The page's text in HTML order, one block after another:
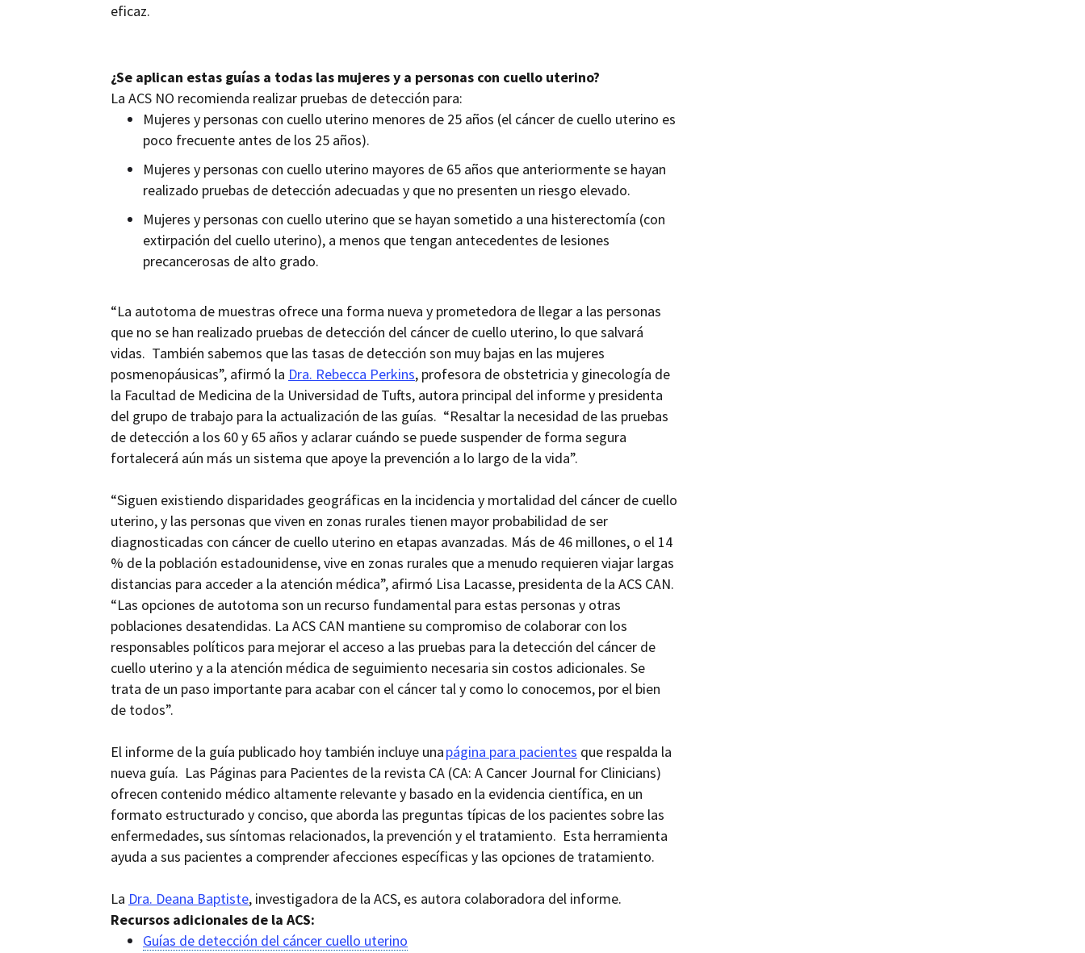
eficaz.
¿Se aplican estas guías a todas las mujeres y a personas con cuello uterino?
La ACS NO recomienda realizar pruebas de detección para:
Mujeres y personas con cuello uterino menores de 25 años (el cáncer de cuello uterino es
poco frecuente antes de los 25 años).
Mujeres y personas con cuello uterino mayores de 65 años que anteriormente se hayan
realizado pruebas de detección adecuadas y que no presenten un riesgo elevado.
Mujeres y personas con cuello uterino que se hayan sometido a una histerectomía (con
extirpación del cuello uterino), a menos que tengan antecedentes de lesiones
precancerosas de alto grado.
“La autotoma de muestras ofrece una forma nueva y prometedora de llegar a las personas
que no se han realizado pruebas de detección del cáncer de cuello uterino, lo que salvará
vidas. También sabemos que las tasas de detección son muy bajas en las mujeres
posmenopáusicas”, afirmó la Dra. Rebecca Perkins, profesora de obstetricia y ginecología de
la Facultad de Medicina de la Universidad de Tufts, autora principal del informe y presidenta
del grupo de trabajo para la actualización de las guías. “Resaltar la necesidad de las pruebas
de detección a los 60 y 65 años y aclarar cuándo se puede suspender de forma segura
fortalecerá aún más un sistema que apoye la prevención a lo largo de la vida”.
“Siguen existiendo disparidades geográficas en la incidencia y mortalidad del cáncer de cuello
uterino, y las personas que viven en zonas rurales tienen mayor probabilidad de ser
diagnosticadas con cáncer de cuello uterino en etapas avanzadas. Más de 46 millones, o el 14
% de la población estadounidense, vive en zonas rurales que a menudo requieren viajar largas
distancias para acceder a la atención médica”, afirmó Lisa Lacasse, presidenta de la ACS CAN.
“Las opciones de autotoma son un recurso fundamental para estas personas y otras
poblaciones desatendidas. La ACS CAN mantiene su compromiso de colaborar con los
responsables políticos para mejorar el acceso a las pruebas para la detección del cáncer de
cuello uterino y a la atención médica de seguimiento necesaria sin costos adicionales. Se
trata de un paso importante para acabar con el cáncer tal y como lo conocemos, por el bien
de todos”.
El informe de la guía publicado hoy también incluye unapágina para pacientes que respalda la
nueva guía. Las Páginas para Pacientes de la revista CA (CA: A Cancer Journal for Clinicians)
ofrecen contenido médico altamente relevante y basado en la evidencia científica, en un
formato estructurado y conciso, que aborda las preguntas típicas de los pacientes sobre las
enfermedades, sus síntomas relacionados, la prevención y el tratamiento. Esta herramienta
ayuda a sus pacientes a comprender afecciones específicas y las opciones de tratamiento.
La Dra. Deana Baptiste, investigadora de la ACS, es autora colaboradora del informe.
Recursos adicionales de la ACS:
Guías de detección del cáncer cuello uterino